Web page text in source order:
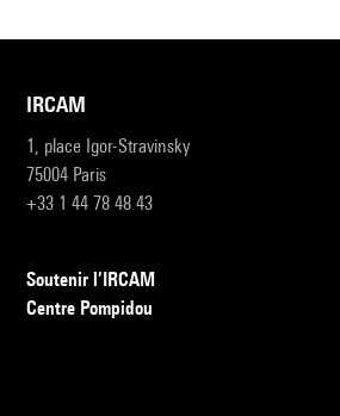
IRCAM
1, place Igor-Stravinsky
75004 Paris
+33 1 44 78 48 43
Soutenir l’IRCAM
Centre Pompidou